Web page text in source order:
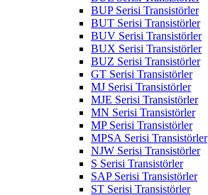
BUP Serisi Transistörler
BUT Serisi Transistörler
BUV Serisi Transistörler
BUX Serisi Transistörler
BUZ Serisi Transistörler
GT Serisi Transistörler
MJ Serisi Transistörler
MJE Serisi Transistörler
MN Serisi Transistörler
MP Serisi Transistörler
MPSA Serisi Transistörler
NJW Serisi Transistörler
S Serisi Transistörler
SAP Serisi Transistörler
ST Serisi Transistörler